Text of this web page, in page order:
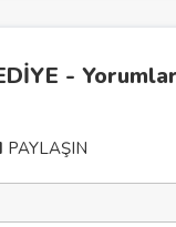
-
PAYLAŞIN